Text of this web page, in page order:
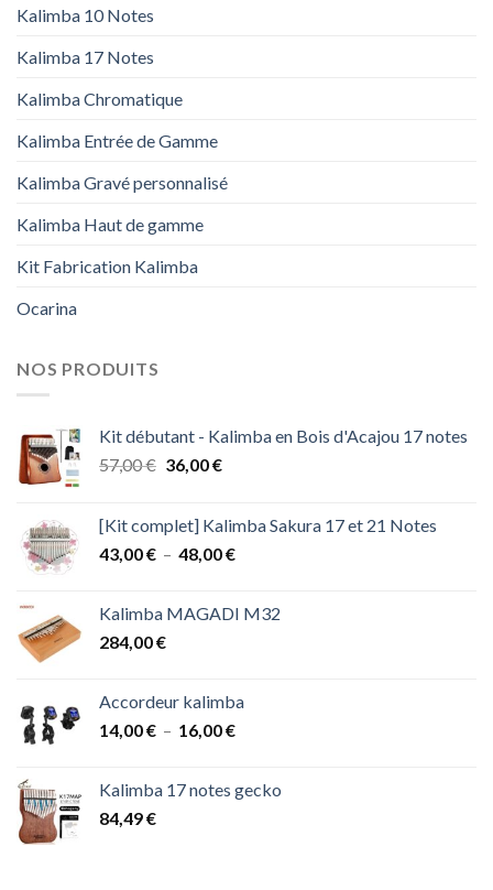
Kalimba 10 Notes
Kalimba 17 Notes
Kalimba Chromatique
Kalimba Entrée de Gamme
Kalimba Gravé personnalisé
Kalimba Haut de gamme
Kit Fabrication Kalimba
Ocarina
NOS PRODUITS
Kit débutant - Kalimba en Bois d'Acajou 17 notes
57,00€ Le
était :
57,00 €.
36,00€Le
est :
36,00 €.
[Kit complet] Kalimba Sakura 17 et 21 Notes
43,00€ – 48,00€Plage
43,00 €
Kalimba MAGADI M32
284,00€
Accordeur kalimba
14,00€ – 16,00€Plage
14,00 €
Kalimba 17 notes gecko
84,49€